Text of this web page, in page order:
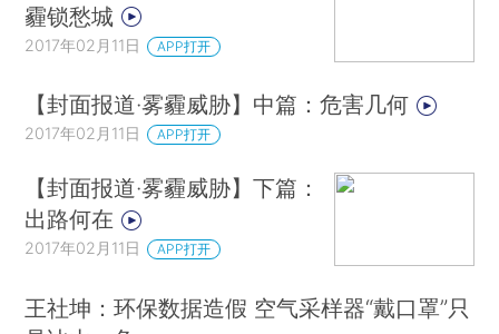
霾锁愁城
2017年02月11日 APP打开
【封面报道·雾霾威胁】中篇：危害几何
2017年02月11日 APP打开
【封面报道·雾霾威胁】下篇：
出路何在
2017年02月11日 APP打开
王社坤：环保数据造假 空气采样器“戴口罩”只